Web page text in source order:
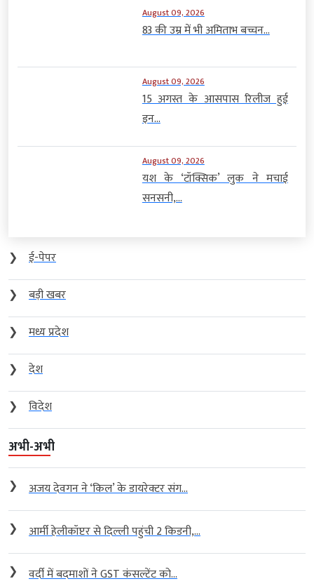
August 09, 2026
83 की उम्र में भी अमिताभ बच्चन...
August 09, 2026
15 अगस्त के आसपास रिलीज हुई
इन...
August 09, 2026
यश के ‘टॉक्सिक’ लुक ने मचाई
सनसनी,...
❯
ई-पेपर
❯
बड़ी खबर
❯
मध्य प्रदेश
❯
देश
❯
विदेश
अभी-अभी
❯ अजय देवगन ने ‘किल’ के डायरेक्टर संग...
❯ आर्मी हेलीकॉप्टर से दिल्ली पहुंची 2 किडनी,...
❯ वर्दी में बदमाशों ने GST कंसल्टेंट को...